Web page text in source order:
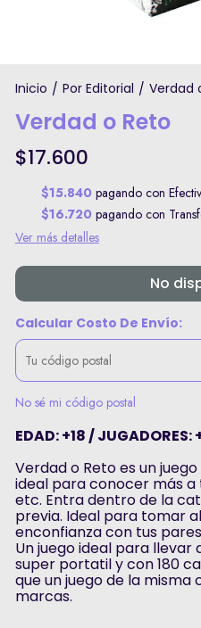
Inicio / Por Editorial / Verdad
Verdad o Reto
$17.600
$15.840 pagando con
$16.720 pagando con
Ver más detalles
No
Calcular Costo De Envío:
No sé mi código postal
EDAD: +18 / JUGADORES:
Verdad o Reto es un
ideal para conocer más a
etc. Entra dentro de la
previa. Ideal para tomar
enconfianza con tus
Un juego ideal para llevar
super portatil y con 180
que un juego de la
marcas.